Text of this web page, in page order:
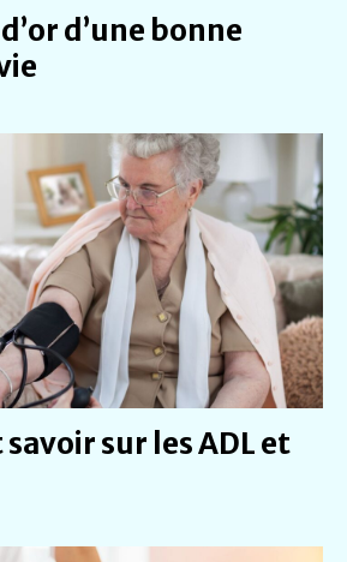
d’une bonne
savoir sur les ADL et